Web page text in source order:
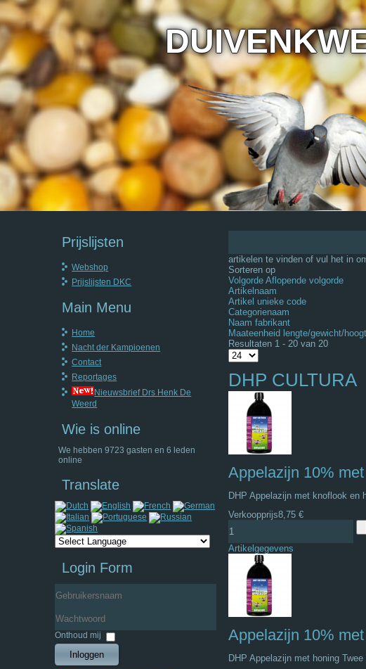
Prijslijsten
Webshop
Prijslijsten DKC
Main Menu
Home
Nacht der Kampioenen
Contact
Reportages
Nieuwsbrief Drs Henk De
Weerd
Wie is online
We hebben 9723 gasten en 6 leden
online
Translate
Login Form
Wachtwoord
Onthoud mij
Inloggen
artikelen te vinden of vul het in
Sorteren op
Volgorde Aflopende volgorde
Artikelnaam
Artikel unieke code
Categorienaam
Naam fabrikant
Maateenheid lengte/gewicht/
Resultaten 1 - 20 van 20
DHP CULTURA
Appelazijn 10%
DHP Appelazijn met knoflook en
Verkoopprijs8,75 €
Artikelgegevens
Appelazijn 10%
DHP Appelazijn met honing